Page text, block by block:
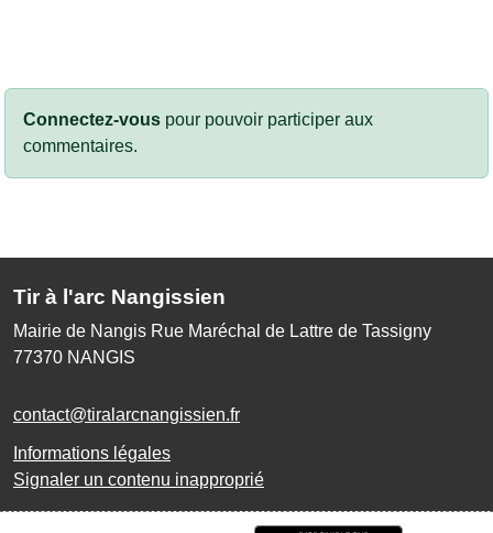
Connectez-vous pour pouvoir participer aux
commentaires.
Tir à l'arc Nangissien
Mairie de Nangis Rue Maréchal de Lattre de Tassigny
77370 NANGIS
contact@tiralarcnangissien.fr
Informations légales
Signaler un contenu inapproprié